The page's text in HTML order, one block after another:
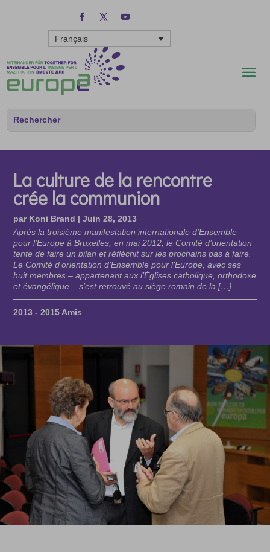
Français
La culture de la rencontre
crée la communion
par Koni Brand |Juin 28, 2013
Après la troisième manifestation internationale d’Ensemble
pour l’Europe à Bruxelles, en mai 2012, le Comité d’orientation
tente de faire un bilan et réfléchit sur les prochains pas à faire.
Le Comité d’orientation d’Ensemble pour l’Europe, avec ses
huit membres – appartenant aux l’Églises catholique, orthodoxe
et évangélique – s’est retrouvé au siège romain de la […]
2013 - 2015 Amis